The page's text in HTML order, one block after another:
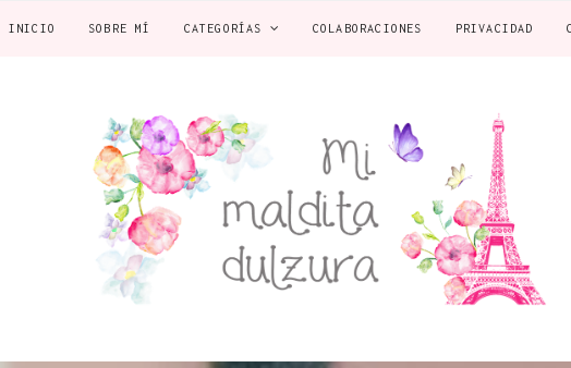
INICIO SOBRE MÍ CATEGORÍAS COLABORACIONES PRIVACIDAD